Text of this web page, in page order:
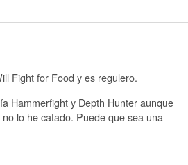
Fight for Food y es regulero.
Hammerfight y Depth Hunter aunque
lo he catado. Puede que sea una